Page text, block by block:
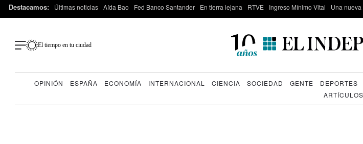
Destacamos: Últimas noticias Aída Bao Fed Banco Santander En tierra lejana RTVE Ingreso Mínimo Vital Una nueva
El tiempo en tu ciudad
OPINIÓN ESPAÑA ECONOMÍA INTERNACIONAL CIENCIA SOCIEDAD GENTE DEPORTES
ARTÍCULOS